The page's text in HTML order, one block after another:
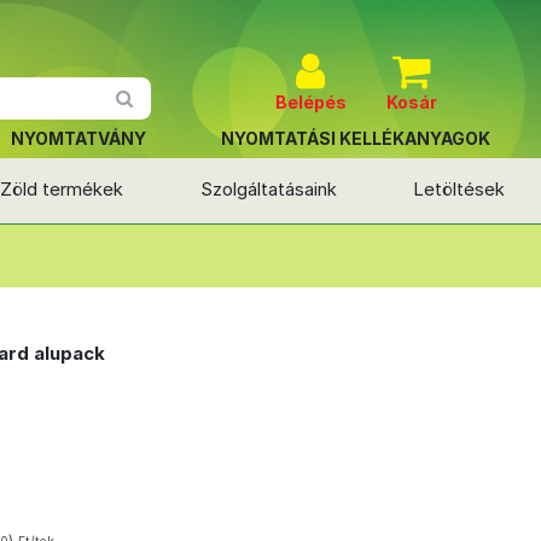
Belépés
Kosár
NYOMTATVÁNY NYOMTATÁSI KELLÉKANYAGOK
Zöld termékek Szolgáltatásaink Letöltések
alupack